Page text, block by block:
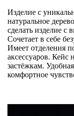
Изделие с
натуральное дерево
сделать изделие с
Сочетает в себе
Имеет отделения
аксессуаров. Кейс
застёжкам.
комфортное